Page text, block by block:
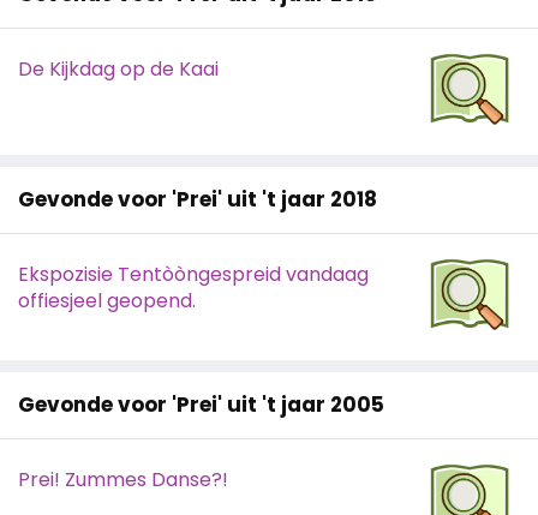
De Kijkdag op de Kaai
Gevonde voor 'Prei' uit 't jaar 2018
Ekspozisie Tentòòngespreid vandaag
offiesjeel geopend.
Gevonde voor 'Prei' uit 't jaar 2005
Prei! Zummes Danse?!